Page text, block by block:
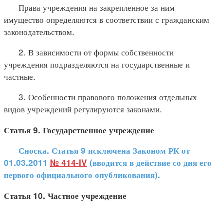
Права учреждения на закрепленное за ним
имущество определяются в соответствии с гражданским
законодательством.
2. В зависимости от формы собственности
учреждения подразделяются на государственные и
частные.
3. Особенности правового положения отдельных
видов учреждений регулируются законами.
Статья 9. Государственное учреждение
Сноска. Статья 9 исключена Законом РК от
01.03.2011 № 414-IV (вводится в действие со дня его
первого официального опубликования).
Статья 10. Частное учреждение